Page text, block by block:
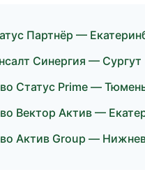
Партнёр —
Синергия — Сургут
Статус Prime —
Вектор Актив —
Актив Group —